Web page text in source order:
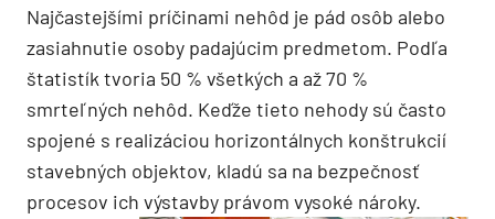
Najčastejšími príčinami nehôd je pád osôb alebo
zasiahnutie osoby padajúcim predmetom. Podľa
štatistík tvoria 50 % všetkých a až 70 %
smrteľných nehôd. Keďže tieto nehody sú často
spojené s realizáciou horizontálnych konštrukcií
stavebných objektov, kladú sa na bezpečnosť
procesov ich výstavby právom vysoké nároky.